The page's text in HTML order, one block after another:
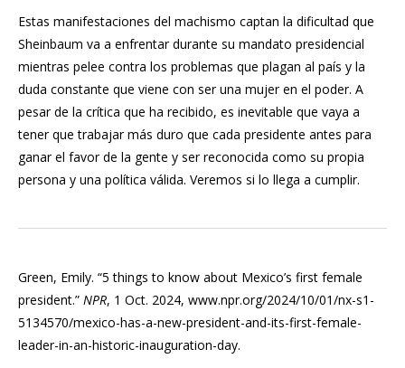
Estas manifestaciones del machismo captan la dificultad que
Sheinbaum va a enfrentar durante su mandato presidencial
mientras pelee contra los problemas que plagan al país y la
duda constante que viene con ser una mujer en el poder. A
pesar de la crítica que ha recibido, es inevitable que vaya a
tener que trabajar más duro que cada presidente antes para
ganar el favor de la gente y ser reconocida como su propia
persona y una política válida. Veremos si lo llega a cumplir.
Green, Emily. “5 things to know about Mexico’s first female
president.” NPR, 1 Oct. 2024, www.npr.org/2024/10/01/nx-s1-
5134570/mexico-has-a-new-president-and-its-first-female-
leader-in-an-historic-inauguration-day.